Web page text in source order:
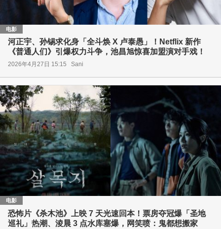
电影
河正宇、孙锡求化身「全斗焕 X 卢泰愚」！Netflix 新作
《普通人们》引爆权力斗争，池昌旭惊喜加盟演对手戏！
2026年4月27日 15:15 Sani
电影
恐怖片《杀木池》上映 7 天光速回本！票房夺冠爆「圣地
巡礼」热潮、淩晨 3 点水库塞爆，网笑喷：鬼都想搬家